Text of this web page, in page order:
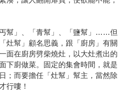
幫」、「青幫」、「鹽幫」……但
灶幫」顧名思義，跟「廚房」有關
面在廚房劈柴燒灶，以大灶煮出的
下廚做菜。固定的集會時間，就是
；而要擔任「灶幫」幫主，當然除
行嘍！